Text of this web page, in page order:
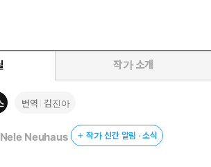
시작되는 이번 작품은 초반부터 보덴슈타
를 알 수 없는 인물들, 방송인 한나, 그리
등 여러 시점에서 전개되며 읽는 이가 정신
휘몰아치는 전개를 보여준다. 아무 관계도
의 요소들이 마지막에 톱니바퀴처럼 맞물
림을 그려가는 것을 지켜보는 쾌감은 미스
구나 열광하지 않을 수 없는 넬레 노이하우
우누스 시리즈의 가장 큰 특징이라고 할
만 집중하는 미스터리보다는 깊이 있고
작가 소개
번역 김진아
Nele Neuhaus 작가 신간 알림 · 소식